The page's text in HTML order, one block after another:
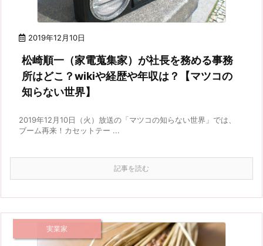
2019年12月10日
松崎順一（家電蒐集家）が社長を務める事務
所はどこ？wikiや経歴や年収は？【マツコの
知らない世界】
2019年12月10日（火）放送の「マツコの知らない世界」では、
ブーム再来！カセットテー ...
記事を読む
実業家